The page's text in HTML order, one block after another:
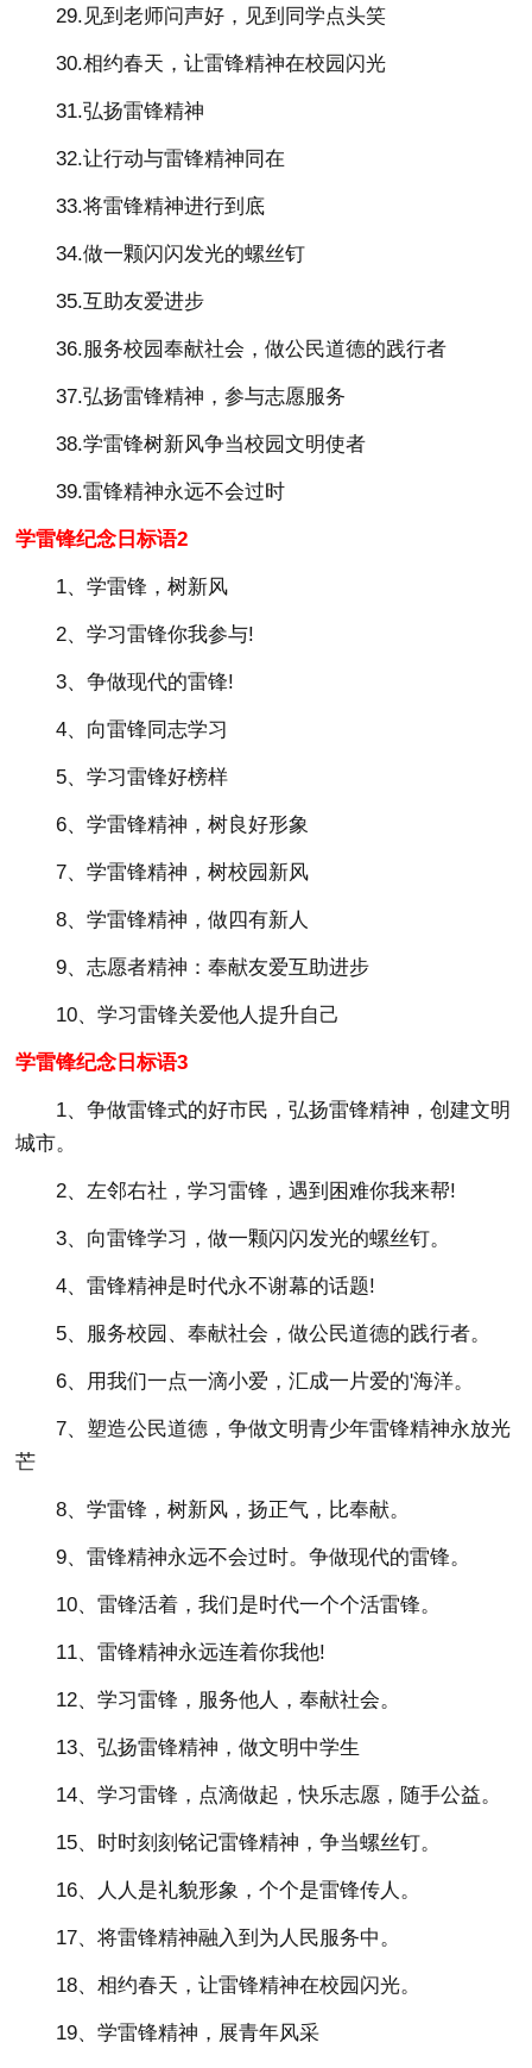
29.见到老师问声好，见到同学点头笑
30.相约春天，让雷锋精神在校园闪光
31.弘扬雷锋精神
32.让行动与雷锋精神同在
33.将雷锋精神进行到底
34.做一颗闪闪发光的螺丝钉
35.互助友爱进步
36.服务校园奉献社会，做公民道德的践行者
37.弘扬雷锋精神，参与志愿服务
38.学雷锋树新风争当校园文明使者
39.雷锋精神永远不会过时
学雷锋纪念日标语2
1、学雷锋，树新风
2、学习雷锋你我参与!
3、争做现代的雷锋!
4、向雷锋同志学习
5、学习雷锋好榜样
6、学雷锋精神，树良好形象
7、学雷锋精神，树校园新风
8、学雷锋精神，做四有新人
9、志愿者精神：奉献友爱互助进步
10、学习雷锋关爱他人提升自己
学雷锋纪念日标语3
1、争做雷锋式的好市民，弘扬雷锋精神，创建文明
城市。
2、左邻右社，学习雷锋，遇到困难你我来帮!
3、向雷锋学习，做一颗闪闪发光的螺丝钉。
4、雷锋精神是时代永不谢幕的话题!
5、服务校园、奉献社会，做公民道德的践行者。
6、用我们一点一滴小爱，汇成一片爱的'海洋。
7、塑造公民道德，争做文明青少年雷锋精神永放光
芒
8、学雷锋，树新风，扬正气，比奉献。
9、雷锋精神永远不会过时。争做现代的雷锋。
10、雷锋活着，我们是时代一个个活雷锋。
11、雷锋精神永远连着你我他!
12、学习雷锋，服务他人，奉献社会。
13、弘扬雷锋精神，做文明中学生
14、学习雷锋，点滴做起，快乐志愿，随手公益。
15、时时刻刻铭记雷锋精神，争当螺丝钉。
16、人人是礼貌形象，个个是雷锋传人。
17、将雷锋精神融入到为人民服务中。
18、相约春天，让雷锋精神在校园闪光。
19、学雷锋精神，展青年风采